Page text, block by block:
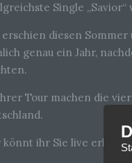
Single
erschien diesen
genau ein Jahr,
Tour machen die
könnt ihr Sie live